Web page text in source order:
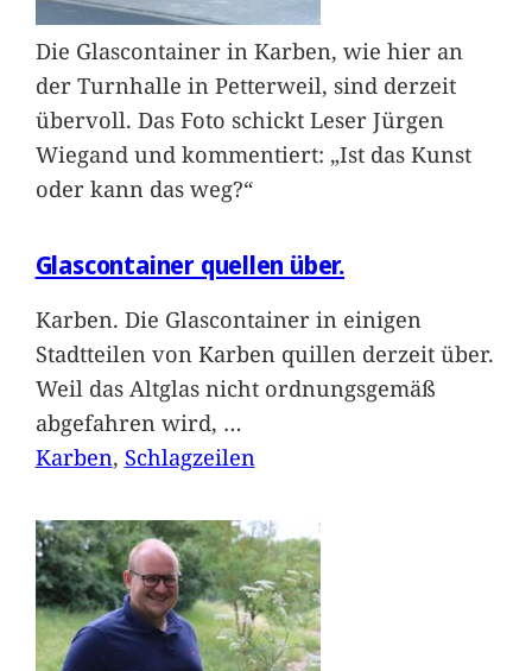
Die Glascontainer in Karben, wie hier an
der Turnhalle in Petterweil, sind derzeit
übervoll. Das Foto schickt Leser Jürgen
Wiegand und kommentiert: „Ist das Kunst
oder kann das weg?“
Glascontainer quellen über.
Karben. Die Glascontainer in einigen
Stadtteilen von Karben quillen derzeit über.
Weil das Altglas nicht ordnungsgemäß
abgefahren wird, …
Karben, Schlagzeilen